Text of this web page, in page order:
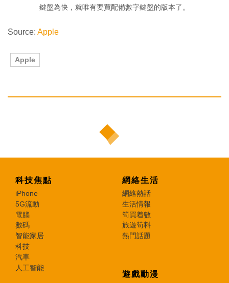
鍵盤為快，就唯有要買配備數字鍵盤的版本了。
Source: Apple
Apple
科技焦點
iPhone
5G流動
電腦
數碼
智能家居
科技
汽車
人工智能
網絡生活
網絡熱話
生活情報
筍買着數
旅遊筍料
熱門話題
遊戲動漫